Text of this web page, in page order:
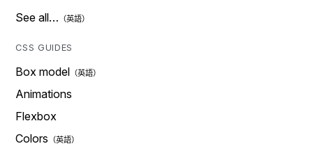
See all…
CSS GUIDES
Box model
Animations
Flexbox
Colors